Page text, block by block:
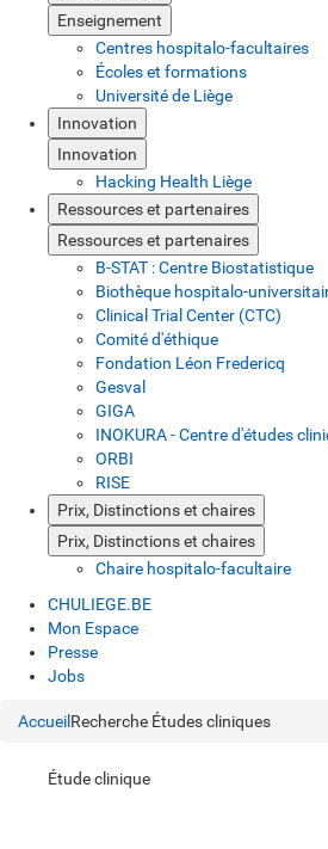
Enseignement
Centres hospitalo-facultaires
Écoles et formations
Université de Liège
Innovation
Innovation
Hacking Health Liège
Ressources et partenaires
Ressources et partenaires
B-STAT : Centre Biostatistique
Biothèque hospitalo-
Clinical Trial Center (CTC)
Comité d'éthique
Fondation Léon Fredericq
Gesval
GIGA
INOKURA - Centre d'études
ORBI
RISE
Prix, Distinctions et chaires
Prix, Distinctions et chaires
Chaire hospitalo-facultaire
CHULIEGE.BE
Mon Espace
Presse
Jobs
Accueil Recherche Études cliniques
Étude clinique